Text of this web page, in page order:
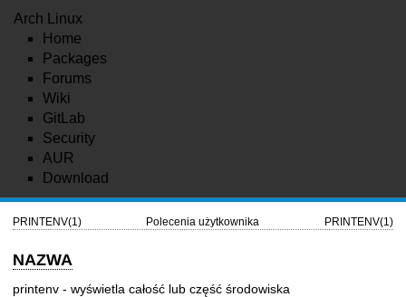
Arch Linux
Home
Packages
Forums
Wiki
GitLab
Security
AUR
Download
PRINTENV(1) Polecenia użytkownika PRINTENV(1)
NAZWA
printenv - wyświetla całość lub część środowiska